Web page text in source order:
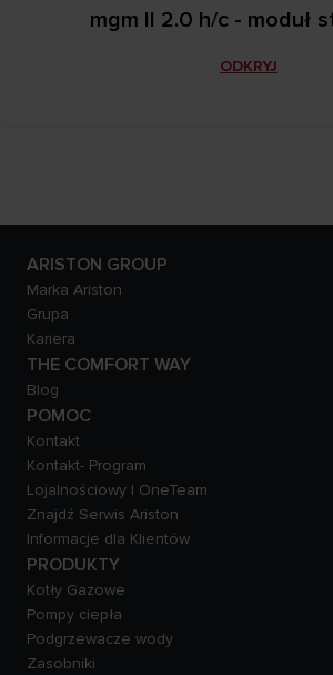
mgm II 2.0 h/c - moduł
ODKRYJ
ARISTON GROUP
Marka Ariston
Grupa
Kariera
THE COMFORT WAY
Blog
POMOC
Kontakt
Kontakt- Program
Lojalnościowy | OneTeam
Znajdź Serwis Ariston
Informacje dla Klientów
PRODUKTY
Kotły Gazowe
Pompy ciepła
Podgrzewacze wody
Zasobniki